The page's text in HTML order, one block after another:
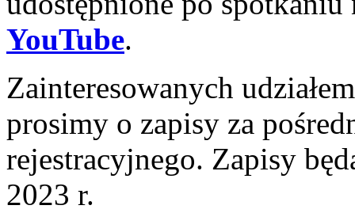
YouTube.
Zainteresowanych
prosimy o zapisy za
rejestracyjnego. Zapisy
2023 r.